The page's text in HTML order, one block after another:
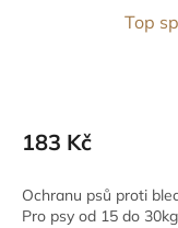
Top
183 Kč
Ochranu psů proti
Pro psy od 15 do